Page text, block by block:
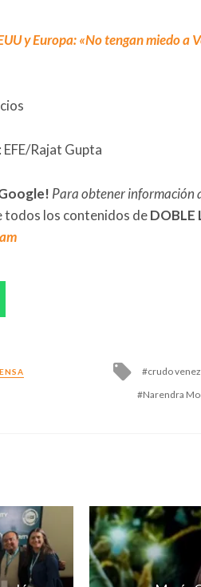
y Europa: «No tengan miedo a
Rajat Gupta
Para obtener información
todos los contenidos deDOBLE
Tagged
crudo
Narendra